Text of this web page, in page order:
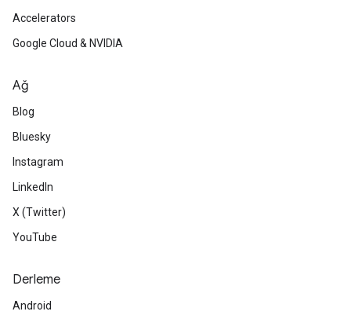
Accelerators
Google Cloud & NVIDIA
Ağ
Blog
Bluesky
Instagram
LinkedIn
X (Twitter)
YouTube
Derleme
Android